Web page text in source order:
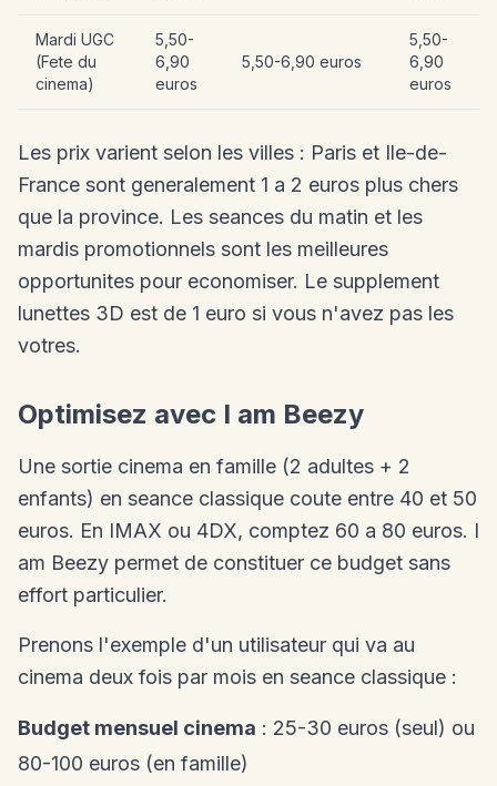
Mardi UGC
(Fete du
cinema)
5,50-
6,90
euros
5,50-6,90 euros
5,50-
6,90
euros
Les prix varient selon les villes : Paris et Ile-de-
France sont generalement 1 a 2 euros plus chers
que la province. Les seances du matin et les
mardis promotionnels sont les meilleures
opportunites pour economiser. Le supplement
lunettes 3D est de 1 euro si vous n'avez pas les
votres.
Optimisez avec I am Beezy
Une sortie cinema en famille (2 adultes + 2
enfants) en seance classique coute entre 40 et 50
euros. En IMAX ou 4DX, comptez 60 a 80 euros. I
am Beezy permet de constituer ce budget sans
effort particulier.
Prenons l'exemple d'un utilisateur qui va au
cinema deux fois par mois en seance classique :
Budget mensuel cinema : 25-30 euros (seul) ou
80-100 euros (en famille)